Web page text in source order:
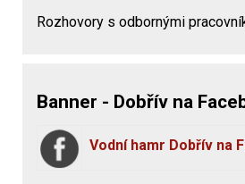
Rozhovory s odbornými
Banner - Dobřív na
Vodní hamr Dobřív na